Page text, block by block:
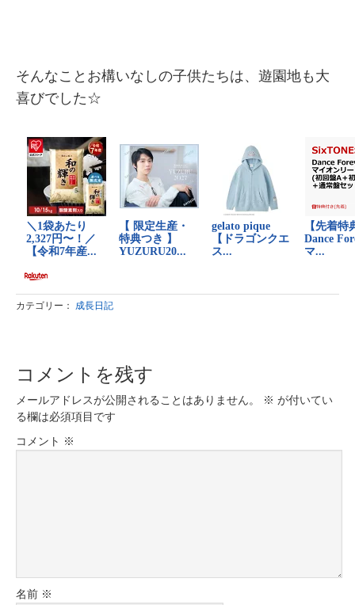
そんなことお構いなしの子供たちは、遊園地も大
喜びでした☆
カテゴリー： 成長日記
コメントを残す
メールアドレスが公開されることはありません。 ※ が付いてい
る欄は必須項目です
コメント ※
名前 ※